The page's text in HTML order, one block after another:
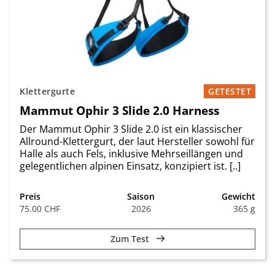
Klettergurte GETESTET
Mammut Ophir 3 Slide 2.0 Harness
Der Mammut Ophir 3 Slide 2.0 ist ein klassischer
Allround-Klettergurt, der laut Hersteller sowohl für
Halle als auch Fels, inklusive Mehrseillängen und
gelegentlichen alpinen Einsatz, konzipiert ist. [..]
Preis
75.00 CHF
Saison
2026
Gewicht
365 g
Zum Test